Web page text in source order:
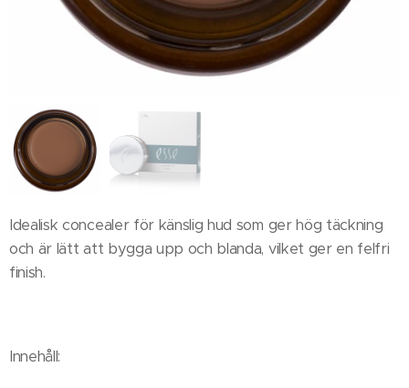
Idealisk concealer för känslig hud som ger hög täckning
och är lätt att bygga upp och blanda, vilket ger en felfri
finish.
Innehåll: